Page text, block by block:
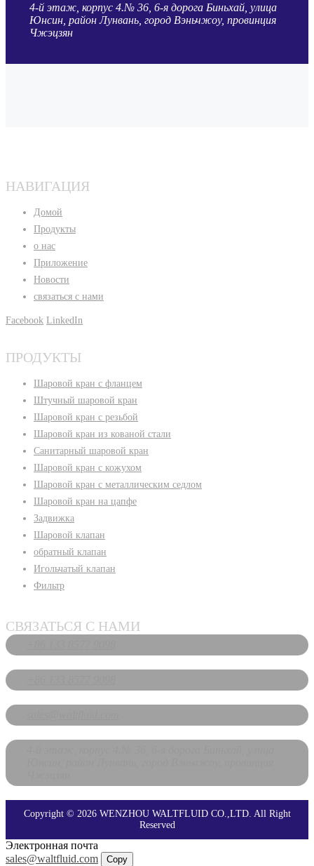
4-й этаж, корпус 4.№ 36, 6-я дорога Биньхай, улица
Юнсин, район Лунвань, город Вэньчжоу, провинция
Чжэцзян
НАВИГАЦИЯ
Домой
Продукты
о нас
Приложение
Новости
связаться с нами
Facebook LinkedIn
ПРОДУКТЫ
Шаровой кран с фланцем
Штучный шаровой кран
Шаровой кран с резьбой
Шаровой кран из кованой стали
Санитарный шаровой кран
Шаровой кран с кожухом
Шаровой кран с металлическим седлом
Шаровой кран на цапфе
Задвижка
Шаровой клапан
обратный клапан
Игольчатый клапан
Фильтр
СВЯЗАТЬСЯ С НАМИ
Copyright © 2026 WENZHOU WALTFLUID CO.,LTD. All Right
Reserved
Электронная почта
sales@waltfluid.com
Copy